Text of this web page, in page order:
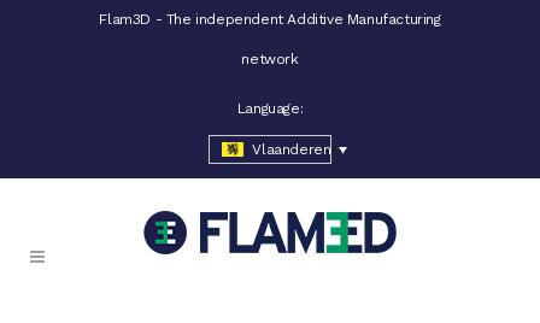
Flam3D - The independent Additive Manufacturing
network
Language:
Vlaanderen